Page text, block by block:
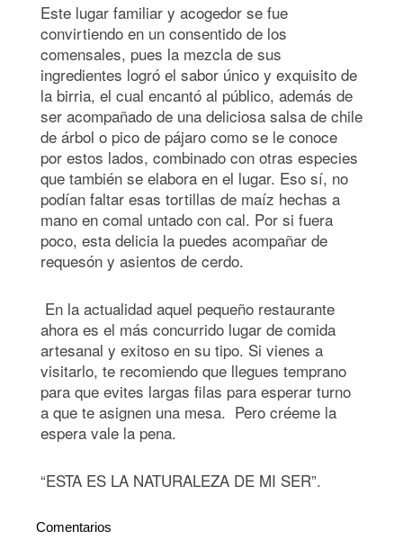
Este lugar familiar y acogedor se fue
convirtiendo en un consentido de los
comensales, pues la mezcla de sus
ingredientes logró el sabor único y exquisito de
la birria, el cual encantó al público, además de
ser acompañado de una deliciosa salsa de chile
de árbol o pico de pájaro como se le conoce
por estos lados, combinado con otras especies
que también se elabora en el lugar. Eso sí, no
podían faltar esas tortillas de maíz hechas a
mano en comal untado con cal. Por si fuera
poco, esta delicia la puedes acompañar de
requesón y asientos de cerdo.
En la actualidad aquel pequeño restaurante
ahora es el más concurrido lugar de comida
artesanal y exitoso en su tipo. Si vienes a
visitarlo, te recomiendo que llegues temprano
para que evites largas filas para esperar turno
a que te asignen una mesa. Pero créeme la
espera vale la pena.
“ESTA ES LA NATURALEZA DE MI SER”.
Comentarios